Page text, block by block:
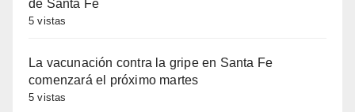
de Santa Fe
5 vistas
La vacunación contra la gripe en Santa Fe
comenzará el próximo martes
5 vistas